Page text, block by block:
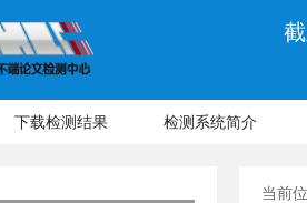
下载检测结果 检测系统简介
当前